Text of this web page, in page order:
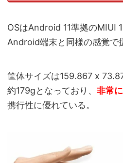
OSはAndroid 11準拠のMIUI
Android端末と同様の感覚で
筐体サイズは159.867 x
約179gとなっており、 非常
携行性に優れている。